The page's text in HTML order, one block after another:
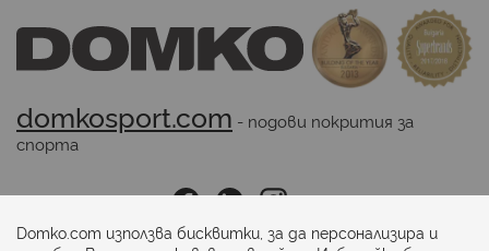
domkosport.com - подови покрития за
спорта
Последвайте ни:
Domko.com използва бисквитки, за да персонализира и